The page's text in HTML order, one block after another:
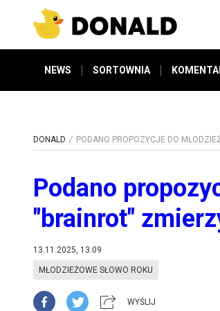
NEWS SORTOWNIA
DONALD PODANO PROPOZYCJE DO
Podano
"brainrot"
13.11.2025, 13:09
MŁODZIEŻOWE SŁOWO ROKU
WYŚLIJ